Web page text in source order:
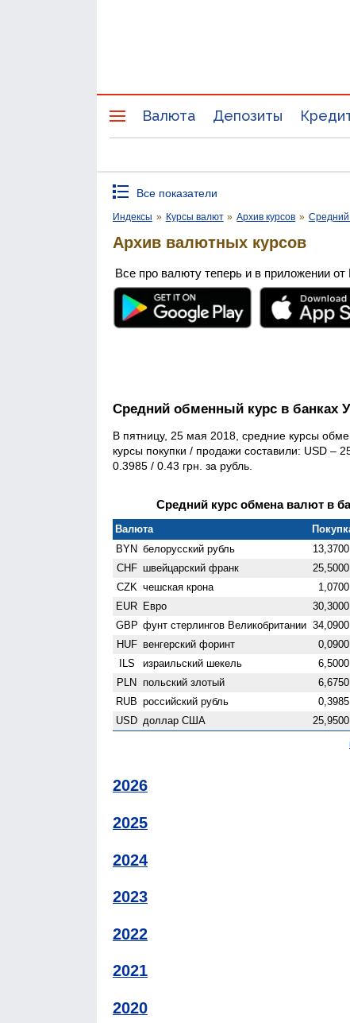
Валюта Депозиты
Все показатели
Индексы » Курсы валют » Архив курсов » Средний
Архив валютных курсов
Все про валюту теперь и в приложении
Средний обменный курс в банках
В пятницу, 25 мая 2018, средние курсы
курсы покупки / продажи составили: USD –
0.3985 / 0.43 грн. за рубль.
Средний курс обмена валют в
Валюта
BYN белорусский рубль 13,3700
CHF швейцарский франк 25,5000
CZK чешская крона 1,0700
EUR Евро 30,3000
GBP фунт стерлингов Велико­британии 34,0900
HUF венгерский форинт 0,0900
ILS израильский шекель 6,5000
PLN польский злотый 6,6750
RUB российский рубль 0,3985
USD доллар США 25,9500
2026
2025
2024
2023
2022
2021
2020